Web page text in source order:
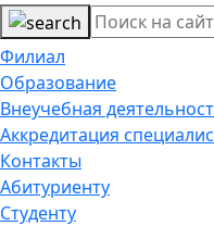
Филиал
Образование
Внеучебная
Аккредитация
Контакты
Абитуриенту
Студенту